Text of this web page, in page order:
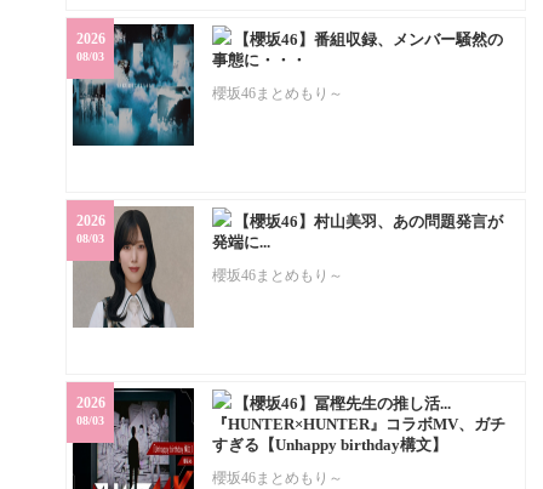
【櫻坂46】番組収録、メンバー騒然の
事態に・・・
櫻坂46まとめもり～
2026
08/03
【櫻坂46】村山美羽、あの問題発言が
発端に...
櫻坂46まとめもり～
2026
08/03
【櫻坂46】冨樫先生の推し活...
『HUNTER×HUNTER』コラボMV、ガチ
すぎる【Unhappy birthday構文】
櫻坂46まとめもり～
2026
08/03